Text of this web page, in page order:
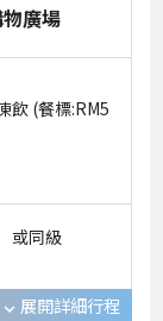
廣場
飲 (餐標:RM5
或同級
expand_more 展開詳細行程